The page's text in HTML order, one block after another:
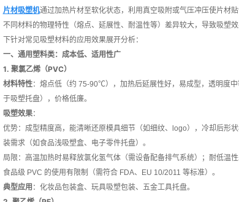
片材吸塑机通过加热片材至软化状态，利用真空吸附或气压冲压使片材
不同材料的物理特性（熔点、延展性、耐温性等）差异较大，导致吸塑
下针对常见吸塑材料的应用效果展开分析：
一、通用塑料类：成本低、适用性广
1. 聚氯乙烯（PVC）
材料特性：熔点低（约 75-90℃），加热后延展性好，易成型，透明度
于吸塑托盘），价格低廉。
吸塑效果：
优势：成型精度高，能清晰还原模具细节（如细纹、logo），冷却后形
装需求（如食品浅吸塑盒、电子零件托盘）。
局限：高温加热时易释放氯化氢气体（需设备配备排气系统）；耐低温
食品级 PVC 的使用有限制（需符合 FDA、EU 10/2011 等标准）。
典型应用 ：化妆品包装盒、玩具吸塑包装、五金工具托盘。